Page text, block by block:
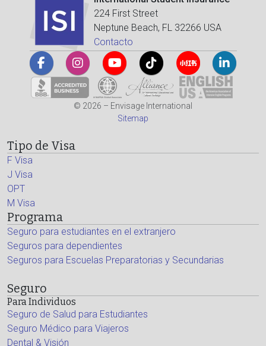
224 First Street
Neptune Beach, FL 32266 USA
Contacto
© 2026 – Envisage International
Sitemap
Tipo de Visa
F Visa
J Visa
OPT
M Visa
Programa
Seguro para estudiantes en el extranjero
Seguros para dependientes
Seguros para Escuelas Preparatorias y Secundarias
Seguro
Para Individuos
Seguro de Salud para Estudiantes
Seguro Médico para Viajeros
Dental & Visión